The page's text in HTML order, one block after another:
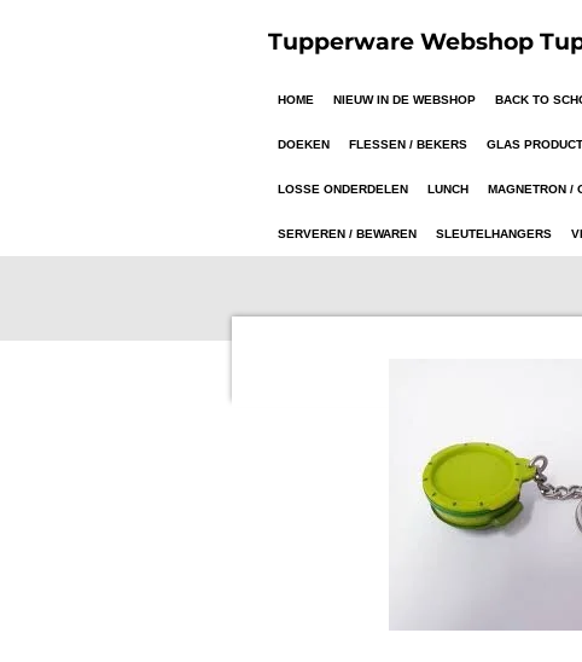
Tupperware Webshop
HOME NIEUW IN DE WEBSHOP BACK TO
DOEKEN FLESSEN / BEKERS GLAS
LOSSE ONDERDELEN LUNCH MAGNETRON /
SERVEREN / BEWAREN SLEUTELHANGERS